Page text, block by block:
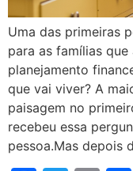
Uma das primeiras
para as famílias
planejamento
que vai viver? A
paisagem no
recebeu essa
pessoa.Mas depois